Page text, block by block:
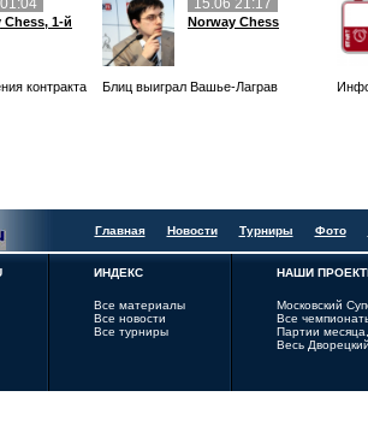
Chess, 1-й
контракта
15.06 21:17
Norway Chess
Блиц выиграл Вашье-Лаграв
Главная Новости Турниры Фото
ИНДЕКС
Все материалы
Все новости
Все турниры
НАШИ
Московский
Все
Партии
Весь